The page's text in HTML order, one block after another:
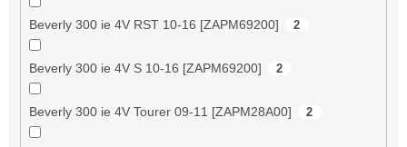
Beverly 300 ie 4V RST 10-16 [ZAPM69200] 2
Beverly 300 ie 4V S 10-16 [ZAPM69200] 2
Beverly 300 ie 4V Tourer 09-11 [ZAPM28A00] 2